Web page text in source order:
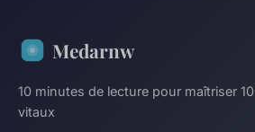
Medarnw
10 minutes de lecture pour maîtriser
vitaux